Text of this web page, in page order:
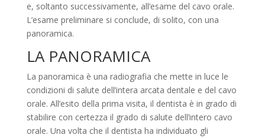
e, soltanto successivamente, all’esame del cavo orale.
L’esame preliminare si conclude, di solito, con una
panoramica.
LA PANORAMICA
La panoramica è una radiografia che mette in luce le
condizioni di salute dell’intera arcata dentale e del cavo
orale. All’esito della prima visita, il dentista è in grado di
stabilire con certezza il grado di salute dell’intero cavo
orale. Una volta che il dentista ha individuato gli